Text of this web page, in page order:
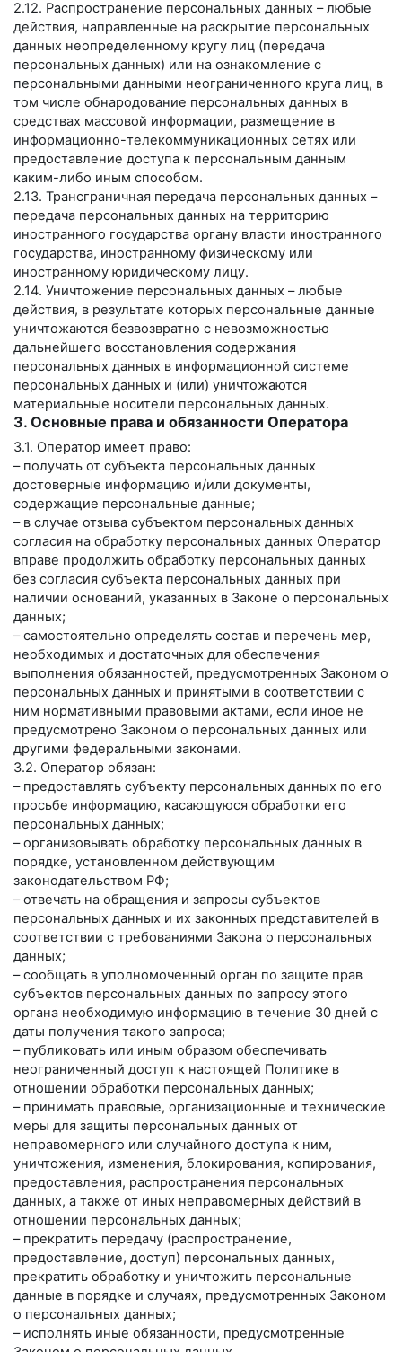
2.12. Распространение персональных данных – любые
действия, направленные на раскрытие персональных
данных неопределенному кругу лиц (передача
персональных данных) или на ознакомление с
персональными данными неограниченного круга лиц, в
том числе обнародование персональных данных в
средствах массовой информации, размещение в
информационно-телекоммуникационных сетях или
предоставление доступа к персональным данным
каким-либо иным способом.
2.13. Трансграничная передача персональных данных –
передача персональных данных на территорию
иностранного государства органу власти иностранного
государства, иностранному физическому или
иностранному юридическому лицу.
2.14. Уничтожение персональных данных – любые
действия, в результате которых персональные данные
уничтожаются безвозвратно с невозможностью
дальнейшего восстановления содержания
персональных данных в информационной системе
персональных данных и (или) уничтожаются
материальные носители персональных данных.
3. Основные права и обязанности Оператора
3.1. Оператор имеет право:
– получать от субъекта персональных данных
достоверные информацию и/или документы,
содержащие персональные данные;
– в случае отзыва субъектом персональных данных
согласия на обработку персональных данных Оператор
вправе продолжить обработку персональных данных
без согласия субъекта персональных данных при
наличии оснований, указанных в Законе о персональных
данных;
– самостоятельно определять состав и перечень мер,
необходимых и достаточных для обеспечения
выполнения обязанностей, предусмотренных Законом о
персональных данных и принятыми в соответствии с
ним нормативными правовыми актами, если иное не
предусмотрено Законом о персональных данных или
другими федеральными законами.
3.2. Оператор обязан:
– предоставлять субъекту персональных данных по его
просьбе информацию, касающуюся обработки его
персональных данных;
– организовывать обработку персональных данных в
порядке, установленном действующим
законодательством РФ;
– отвечать на обращения и запросы субъектов
персональных данных и их законных представителей в
соответствии с требованиями Закона о персональных
данных;
– сообщать в уполномоченный орган по защите прав
субъектов персональных данных по запросу этого
органа необходимую информацию в течение 30 дней с
даты получения такого запроса;
– публиковать или иным образом обеспечивать
неограниченный доступ к настоящей Политике в
отношении обработки персональных данных;
– принимать правовые, организационные и технические
меры для защиты персональных данных от
неправомерного или случайного доступа к ним,
уничтожения, изменения, блокирования, копирования,
предоставления, распространения персональных
данных, а также от иных неправомерных действий в
отношении персональных данных;
– прекратить передачу (распространение,
предоставление, доступ) персональных данных,
прекратить обработку и уничтожить персональные
данные в порядке и случаях, предусмотренных Законом
о персональных данных;
– исполнять иные обязанности, предусмотренные